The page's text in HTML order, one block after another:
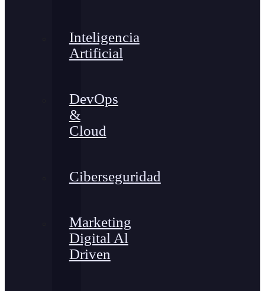
Inteligencia
Artificial
DevOps
&
Cloud
Ciberseguridad
Marketing
Digital Al
Driven